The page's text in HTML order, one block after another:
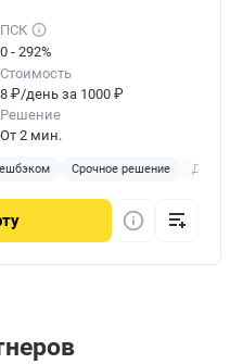
ПСК
0 - 292%
Стоимость
8 ₽/день за 1000 ₽
Решение
От 2 мин.
Срочное решение